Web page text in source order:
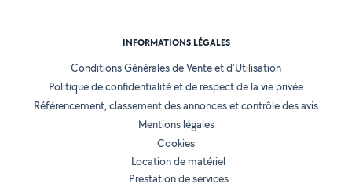
INFORMATIONS LÉGALES
Conditions Générales de Vente et d'Utilisation
Politique de confidentialité et de respect de la vie privée
Référencement, classement des annonces et contrôle des avis
Mentions légales
Cookies
Location de matériel
Prestation de services